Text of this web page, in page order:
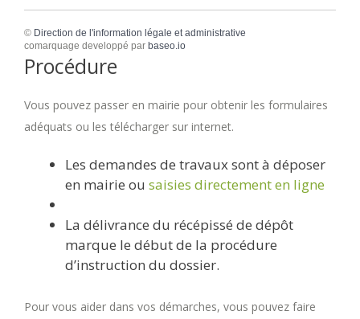
© Direction de l'information légale et administrative
comarquage developpé par baseo.io
Procédure
Vous pouvez passer en mairie pour obtenir les formulaires
adéquats ou les télécharger sur internet.
Les demandes de travaux sont à déposer
en mairie ou saisies directement en ligne
La délivrance du récépissé de dépôt
marque le début de la procédure
d’instruction du dossier.
Pour vous aider dans vos démarches, vous pouvez faire